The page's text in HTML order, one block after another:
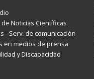
de Noticias Científicas
- Serv. de comunicación
en medios de prensa
y Discapacidad